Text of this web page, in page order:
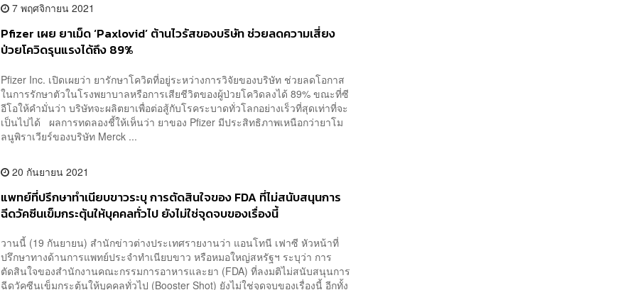
7 พฤศจิกายน 2021
Pfizer เผย ยาเม็ด ‘Paxlovid’ ​ต้านไวรัสของบริษัท ช่วยลดความเสี่ยง
ป่วยโควิดรุนแรงได้ถึง 89%
Pfizer Inc. เปิดเผยว่า ยารักษาโควิดที่อยู่ระหว่างการวิจัยของบริษัท ช่วยลดโอกาส
ในการรักษาตัวในโรงพยาบาลหรือการเสียชีวิตของผู้ป่วยโควิดลงได้ 89% ขณะที่ซี
อีโอให้คำมั่นว่า บริษัทจะผลิตยาเพื่อต่อสู้กับโรคระบาดทั่วโลกอย่างเร็วที่สุดเท่าที่จะ
เป็นไปได้ ผลการทดลองชี้ให้เห็นว่า ยาของ Pfizer มีประสิทธิภาพเหนือกว่ายาโม
ลนูพิราเวียร์ของบริษัท Merck ...
20 กันยายน 2021
แพทย์ที่ปรึกษาทำเนียบขาวระบุ การตัดสินใจของ FDA ที่ไม่สนับสนุนการ
ฉีดวัคซีนเข็มกระตุ้นให้บุคคลทั่วไป ยังไม่ใช่จุดจบของเรื่องนี้
วานนี้ (19 กันยายน) สำนักข่าวต่างประเทศรายงานว่า แอนโทนี เฟาซี หัวหน้าที่
ปรึกษาทางด้านการแพทย์ประจำทำเนียบขาว หรือหมอใหญ่สหรัฐฯ ระบุว่า การ
ตัดสินใจของสำนักงานคณะกรรมการอาหารและยา (FDA) ที่ลงมติไม่สนับสนุนการ
ฉีดวัคซีนเข็มกระตุ้นให้บุคคลทั่วไป (Booster Shot) ยังไม่ใช่จุดจบของเรื่องนี้ อีกทั้ง